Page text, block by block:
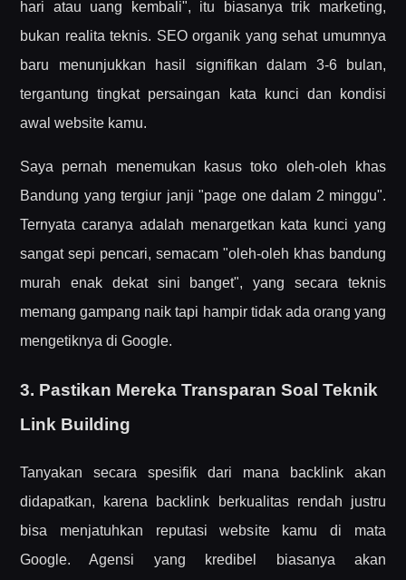
hari atau uang kembali", itu biasanya trik marketing,
bukan realita teknis. SEO organik yang sehat umumnya
baru menunjukkan hasil signifikan dalam 3-6 bulan,
tergantung tingkat persaingan kata kunci dan kondisi
awal website kamu.
Saya pernah menemukan kasus toko oleh-oleh khas
Bandung yang tergiur janji "page one dalam 2 minggu".
Ternyata caranya adalah menargetkan kata kunci yang
sangat sepi pencari, semacam "oleh-oleh khas bandung
murah enak dekat sini banget", yang secara teknis
memang gampang naik tapi hampir tidak ada orang yang
mengetiknya di Google.
3. Pastikan Mereka Transparan Soal Teknik
Link Building
Tanyakan secara spesifik dari mana backlink akan
didapatkan, karena backlink berkualitas rendah justru
bisa menjatuhkan reputasi website kamu di mata
Google. Agensi yang kredibel biasanya akan